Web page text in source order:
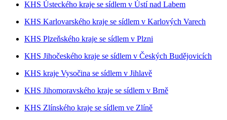
KHS Ústeckého kraje se sídlem v Ústí nad Labem
KHS Karlovarského kraje se sídlem v Karlových Varech
KHS Plzeňského kraje se sídlem v Plzni
KHS Jihočeského kraje se sídlem v Českých Budějovicích
KHS kraje Vysočina se sídlem v Jihlavě
KHS Jihomoravského kraje se sídlem v Brně
KHS Zlínského kraje se sídlem ve Zlíně